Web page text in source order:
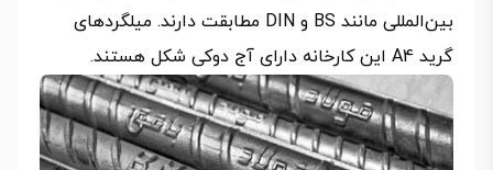
بین‌المللی مانند BS و DIN مطابقت دارند. میلگردهای
گرید A4 این کارخانه دارای آج دوکی شکل هستند.